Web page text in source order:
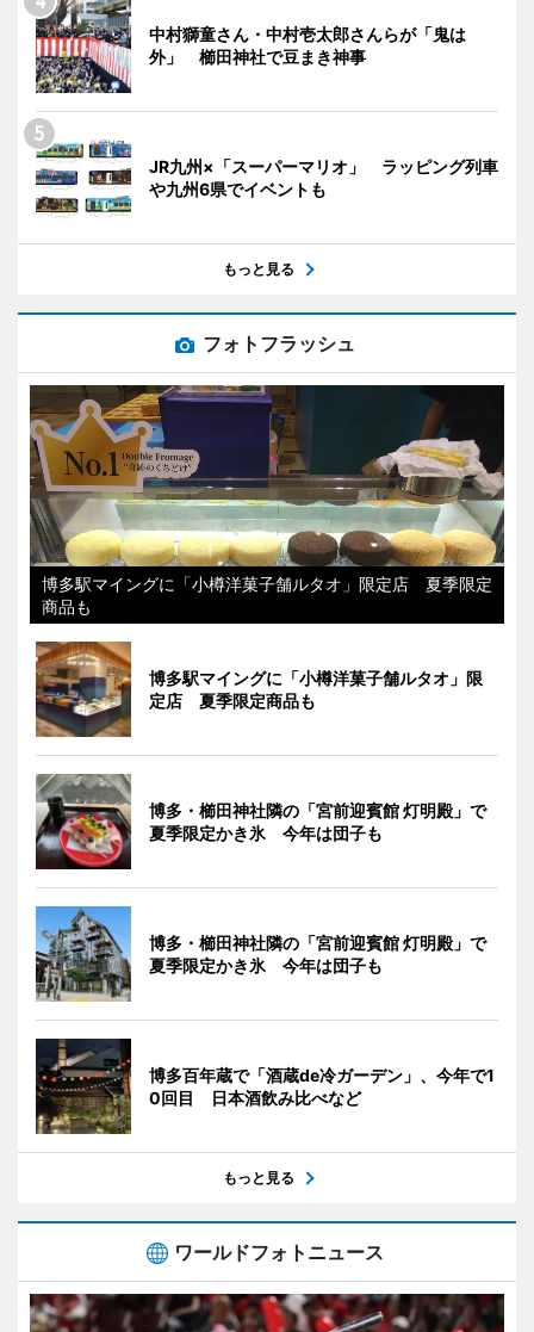
中村獅童さん・中村壱太郎さんらが「鬼は
外」 櫛田神社で豆まき神事
JR九州×「スーパーマリオ」 ラッピング列車
や九州6県でイベントも
もっと見る
フォトフラッシュ
博多駅マイングに「小樽洋菓子舗ルタオ」限定店 夏季限定
商品も
博多駅マイングに「小樽洋菓子舗ルタオ」限
定店 夏季限定商品も
博多・櫛田神社隣の「宮前迎賓館 灯明殿」で
夏季限定かき氷 今年は団子も
博多・櫛田神社隣の「宮前迎賓館 灯明殿」で
夏季限定かき氷 今年は団子も
博多百年蔵で「酒蔵de冷ガーデン」、今年で1
0回目 日本酒飲み比べなど
もっと見る
ワールドフォトニュース